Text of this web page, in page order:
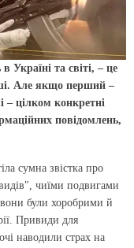
Україні та світі, – це
Але якщо перший –
– цілком конкретні
повідомлень,
сумна звістка про
чиїми подвигами
були хоробрими й
Привиди для
наводили страх на